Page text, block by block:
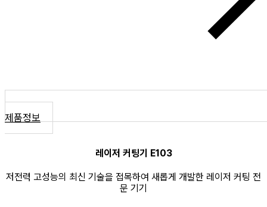
제품정보
레이저 커팅기 E103
저전력 고성능의 최신 기술을 접목하여 새롭게 개발한 레이저 커팅 전
문 기기